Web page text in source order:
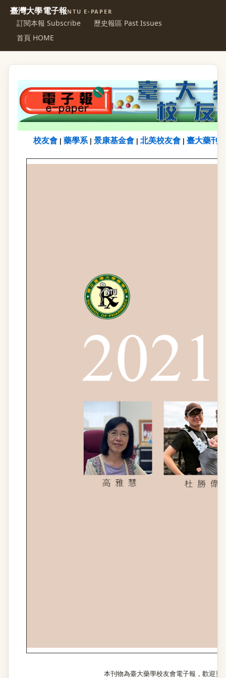
臺灣大學電子報NTU E-PAPER
訂閱本報 Subscribe
歷史報區 Past Issues
首頁 HOME
校友會 藥學系| 景康基金會 北美校友會 臺大藥刊
本刊物為臺大藥學校友會電子報，歡迎至